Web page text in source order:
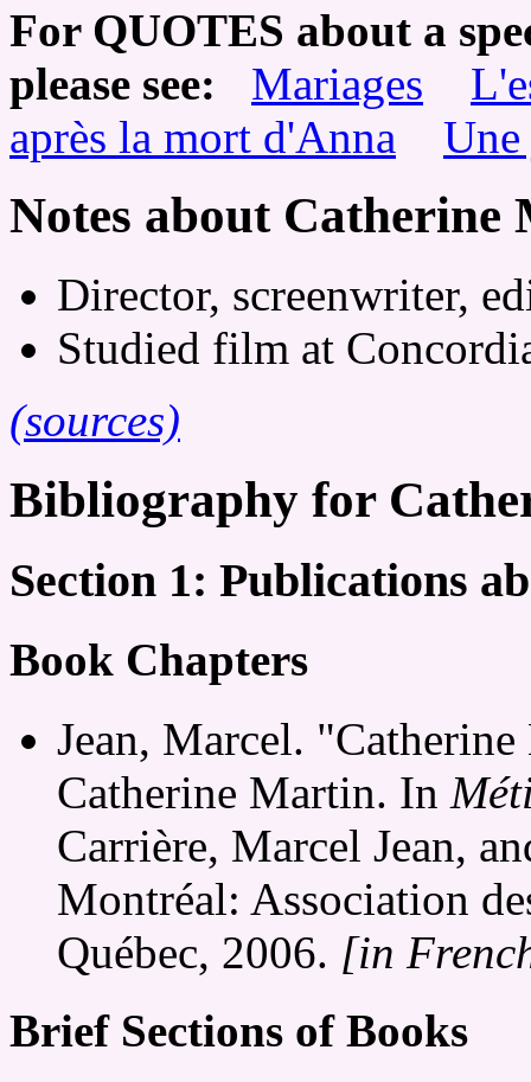
For QUOTES about a
please see:
Mariages
après la mort d'Anna
Notes about Catherine
Director, screenwriter,
Studied film at
(sources)
Bibliography for
Section 1: Publications
Book Chapters
Jean, Marcel.
Catherine Martin. In
Carrière, Marcel Jean,
Montréal: Association
Québec, 2006. [in
Brief Sections of Books